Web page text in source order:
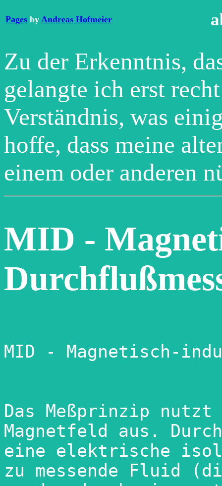
Pages by Andreas Hofmeier
Zu der Erkenntnis,
gelangte ich erst
Verständnis, was
hoffe, dass meine
einem oder anderen
MID -
MID - Magnetisch-
Das Meßprinzip nutzt
Magnetfeld aus.
eine elektrische
zu messende Fluid